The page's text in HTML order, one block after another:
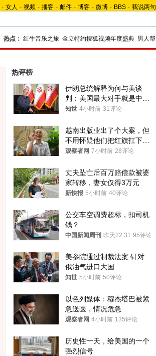
- 女人 - 视频 - 播客 - 邮件 - 博客 - 微博 - BBS - 我说两句
热点： 红牛音乐之旅 金立特约搜狐视频年度盛典 男人帮
热评榜
伊朗总统解释为何与美谈
判：美国最大对手就是中
国，但他们也在对话
知世 4小时前 31评论
越南出版业出了个大案，但
不用怀疑他们把红旗扛下去
的决心
观察者网 7小时前 28评论
丈夫坠亡后百万赔偿款被婆
家转移，妻女仅得3万元
新快报 5小时前 40评论
公交车空调费超标，扣司机
钱？
中国新闻周刊 昨天22:31 95评论
美参院通过制裁法案 针对
俄油气进口大国
知世 5小时前 50评论
以色列媒体：穆杰塔巴被紧
急送医，情况危急
观察者网 4小时前 135评论
历史性一天，给美国的一个
强烈信号